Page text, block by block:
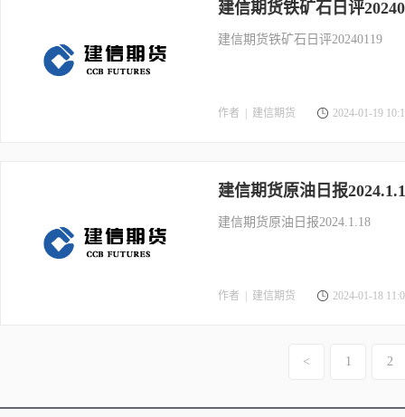
建信期货铁矿石日评
建信期货铁矿石日评20240119
作者 | 建信期货 2024-01-19
建信期货原油日报
建信期货原油日报2024.1.18
作者 | 建信期货 2024-01-18
< 1 2